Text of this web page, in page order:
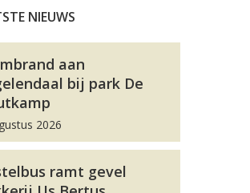
NIEUWS
aan
bij park De
2026
ramt gevel